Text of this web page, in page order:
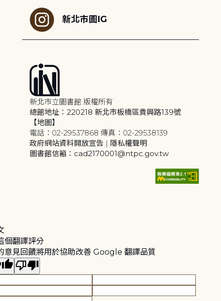
新北市圖IG
新北市立圖書館 版權所有
總館地址：220218 新北市板橋區貴興路139號
【地圖】
電話：02-29537868 傳真：02-29538139
政府網站資料開放宣告 | 隱私權聲明
圖書館信箱：cad2170001@ntpc.gov.tw
個翻譯評分
意見回饋將用於協助改善 Google 翻譯品質